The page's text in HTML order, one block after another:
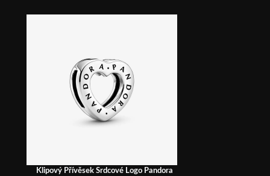
Klipový Přívěsek Srdcové Logo Pandora